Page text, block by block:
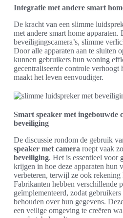
Integratie met andere smart
De kracht van een slimme
met andere smart home apparaten.
beveiligingscamera’s, slimme
Door alle apparaten aan te sluiten
kunnen gebruikers hun woning
gecentraliseerde controle verhoogt
maakt het leven eenvoudiger.
Smart speaker met ingebouwde
beveiliging
De discussie rondom de gebruik
speaker met camera roept vaak
beveiliging. Het is essentieel voor
krijgen in hoe deze apparaten hun
verbeteren, terwijl ze ook rekening
Fabrikanten hebben verschillende
geïmplementeerd, zodat
behouden over hun gegevens.
een veilige omgeving te creëren